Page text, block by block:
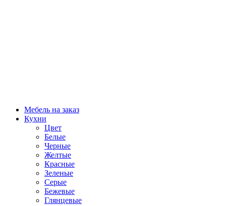
Мебель на заказ
Кухни
Цвет
Белые
Черные
Желтые
Красные
Зеленые
Серые
Бежевые
Глянцевые